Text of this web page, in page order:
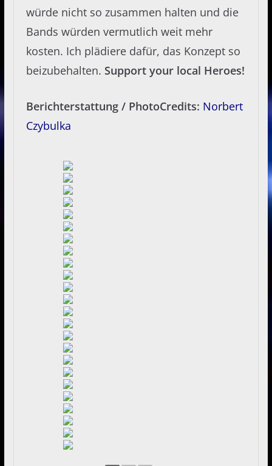
würde nicht so zusammen halten und die
Bands würden vermutlich weit mehr
kosten. Ich plädiere dafür, das Konzept so
beizubehalten. Support your local Heroes!
Berichterstattung / PhotoCredits: Norbert
Czybulka